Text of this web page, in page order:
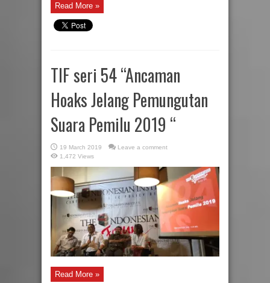
Read More »
TIF seri 54 “Ancaman
Hoaks Jelang Pemungutan
Suara Pemilu 2019 “
19 March 2019
Leave a comment
1,472 Views
Read More »